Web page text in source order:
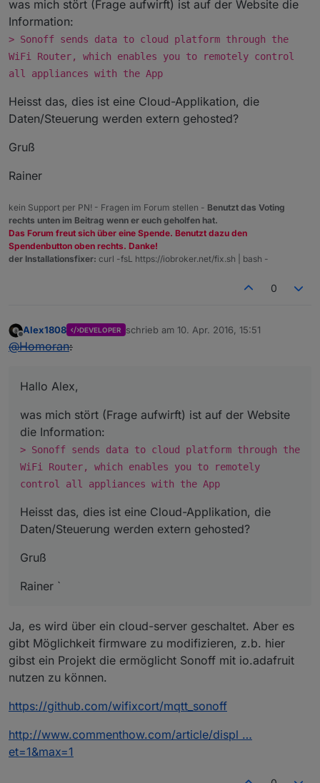
was mich stört (Frage aufwirft) ist auf der Website die
Information:
> Sonoff sends data to cloud platform through the
WiFi Router, which enables you to remotely control
all appliances with the App
Heisst das, dies ist eine Cloud-Applikation, die
Daten/Steuerung werden extern gehosted?
Gruß
Rainer
kein Support per PN! - Fragen im Forum stellen - Benutzt das Voting
rechts unten im Beitrag wenn er euch geholfen hat.
Das Forum freut sich über eine Spende. Benutzt dazu den
Spendenbutton oben rechts. Danke!
der Installationsfixer: curl -fsL https://iobroker.net/fix.sh | bash -
0
Offline
Alex1808 DEVELOPER schrieb am 10. Apr. 2016, 15:51
zuletzt editiert von
@Homoran:
Hallo Alex,
was mich stört (Frage aufwirft) ist auf der Website
die Information:
> Sonoff sends data to cloud platform through the
WiFi Router, which enables you to remotely
control all appliances with the App
Heisst das, dies ist eine Cloud-Applikation, die
Daten/Steuerung werden extern gehosted?
Gruß
Rainer `
Ja, es wird über ein cloud-server geschaltet. Aber es
gibt Möglichkeit firmware zu modifizieren, z.b. hier
gibst ein Projekt die ermöglicht Sonoff mit io.adafruit
nutzen zu können.
https://github.com/wifixcort/mqtt_sonoff
http://www.commenthow.com/article/displ …
et=1&max=1